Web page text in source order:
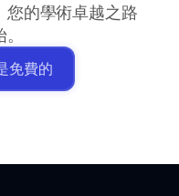
您的學術卓越之路
免費的